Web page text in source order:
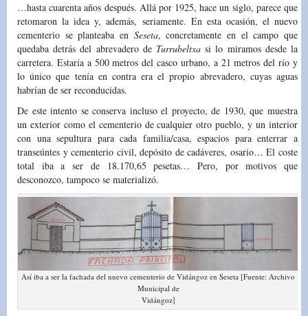
…hasta cuarenta años después. Allá por 1925, hace un siglo, parece que
retomaron la idea y, además, seriamente. En esta ocasión, el nuevo
cementerio se planteaba en Seseta, concretamente en el campo que
quedaba detrás del abrevadero de Turrubeltxa si lo miramos desde la
carretera. Estaría a 500 metros del casco urbano, a 21 metros del río y
lo único que tenía en contra era el propio abrevadero, cuyas aguas
habrían de ser reconducidas.
De este intento se conserva incluso el proyecto, de 1930, que muestra
un exterior como el cementerio de cualquier otro pueblo, y un interior
con una sepultura para cada familia/casa, espacios para enterrar a
transeúntes y cementerio civil, depósito de cadáveres, osario… El coste
total iba a ser de 18.170,65 pesetas… Pero, por motivos que
desconozco, tampoco se materializó.
Así iba a ser la fachada del nuevo cementerio de Vidángoz en Seseta [Fuente: Archivo
Municipal de
Vidángoz]